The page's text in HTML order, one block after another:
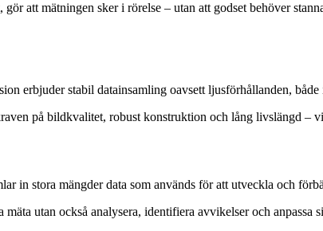
, gör att mätningen sker i rörelse – utan att godset behöver
erbjuder stabil datainsamling oavsett ljusförhållanden, både
på bildkvalitet, robust konstruktion och lång livslängd –
in stora mängder data som används för att utveckla och
utan också analysera, identifiera avvikelser och